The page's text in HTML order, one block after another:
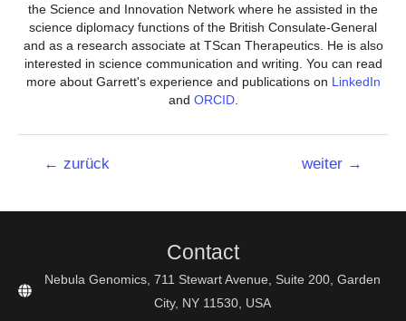
the Science and Innovation Network where he assisted in the
science diplomacy functions of the British Consulate-General
and as a research associate at TScan Therapeutics. He is also
interested in science communication and writing. You can read
more about Garrett's experience and publications on LinkedIn
and ORCID.
Beitrags-
← zurück weiter →
Contact
Nebula Genomics, 711 Stewart Avenue, Suite 200, Garden
City, NY 11530, USA